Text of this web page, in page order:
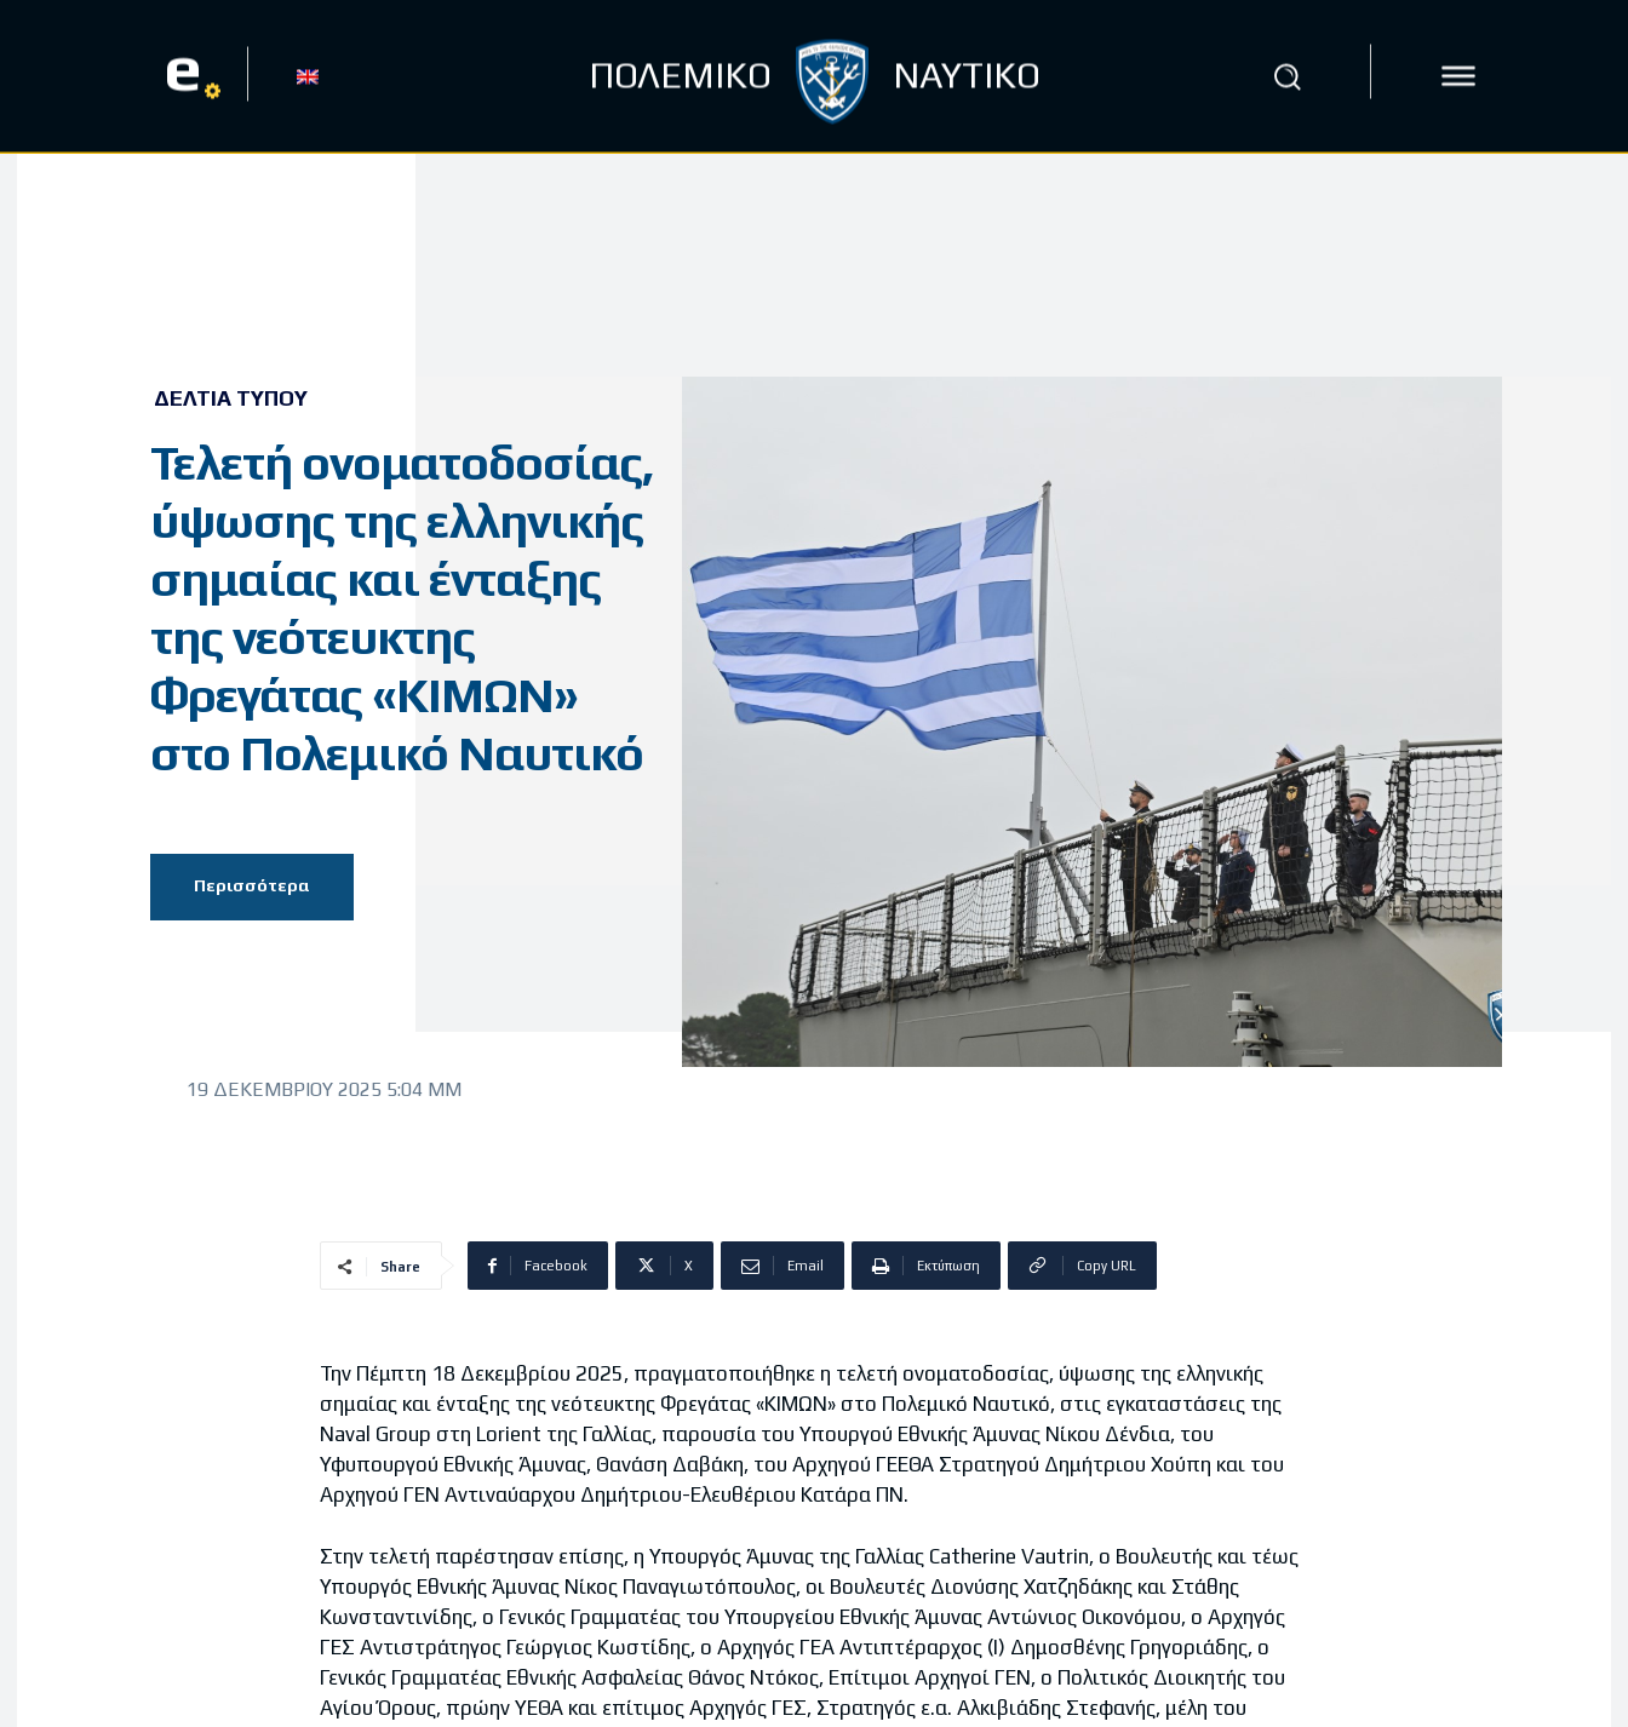
e ΠΟΛΕΜΙΚΟ ΝΑΥΤΙΚΟ
ΔΕΛΤΊΑ ΤΎΠΟΥ
Τελετή ονοματοδοσίας,
ύψωσης της ελληνικής
σημαίας και ένταξης
της νεότευκτης
Φρεγάτας «ΚΙΜΩΝ»
στο Πολεμικό Ναυτικό
Περισσότερα
19 ΔΕΚΕΜΒΡΊΟΥ 2025 5:04 ΜΜ
Share Facebook X Email Εκτύπωση Copy URL
Την Πέμπτη 18 Δεκεμβρίου 2025, πραγματοποιήθηκε η τελετή ονοματοδοσίας, ύψωσης της ελληνικής
σημαίας και ένταξης της νεότευκτης Φρεγάτας «ΚΙΜΩΝ» στο Πολεμικό Ναυτικό, στις εγκαταστάσεις της
Naval Group στη Lorient της Γαλλίας, παρουσία του Υπουργού Εθνικής Άμυνας Νίκου Δένδια, του
Υφυπουργού Εθνικής Άμυνας, Θανάση Δαβάκη, του Αρχηγού ΓΕΕΘΑ Στρατηγού Δημήτριου Χούπη και του
Αρχηγού ΓΕΝ Αντιναύαρχου Δημήτριου-Ελευθέριου Κατάρα ΠΝ.
Στην τελετή παρέστησαν επίσης, η Υπουργός Άμυνας της Γαλλίας Catherine Vautrin, ο Βουλευτής και τέως
Υπουργός Εθνικής Άμυνας Νίκος Παναγιωτόπουλος, οι Βουλευτές Διονύσης Χατζηδάκης και Στάθης
Κωνσταντινίδης, ο Γενικός Γραμματέας του Υπουργείου Εθνικής Άμυνας Αντώνιος Οικονόμου, ο Αρχηγός
ΓΕΣ Αντιστράτηγος Γεώργιος Κωστίδης, ο Αρχηγός ΓΕΑ Αντιπτέραρχος (Ι) Δημοσθένης Γρηγοριάδης, ο
Γενικός Γραμματέας Εθνικής Ασφαλείας Θάνος Ντόκος, Επίτιμοι Αρχηγοί ΓΕΝ, ο Πολιτικός Διοικητής του
Αγίου Όρους, πρώην ΥΕΘΑ και επίτιμος Αρχηγός ΓΕΣ, Στρατηγός ε.α. Αλκιβιάδης Στεφανής, μέλη του